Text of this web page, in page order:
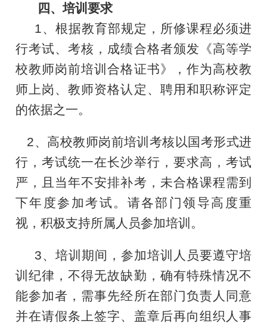
四、培训要求
1、根据教育部规定，所修课程必须进
行考试、考核，成绩合格者颁发《高等学
校教师岗前培训合格证书》，作为高校教
师上岗、教师资格认定、聘用和职称评定
的依据之一。
2、高校教师岗前培训考核以国考形式进
行，考试统一在长沙举行，要求高，考试
严，且当年不安排补考，未合格课程需到
下年度参加考试。请各部门领导高度重
视，积极支持所属人员参加培训。
3、培训期间，参加培训人员要遵守培
训纪律，不得无故缺勤，确有特殊情况不
能参加者，需事先经所在部门负责人同意
并在请假条上签字、盖章后再向组织人事